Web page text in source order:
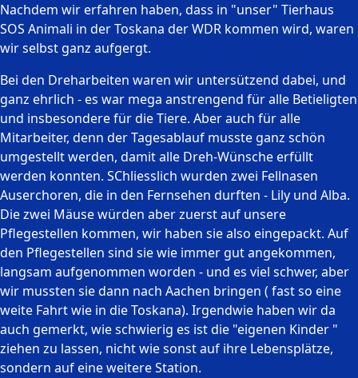
Nachdem wir erfahren haben, dass in "unser" Tierhaus
SOS Animali in der Toskana der WDR kommen wird, waren
wir selbst ganz aufgergt.
Bei den Dreharbeiten waren wir untersützend dabei, und
ganz ehrlich - es war mega anstrengend für alle Betieligten
und insbesondere für die Tiere. Aber auch für alle
Mitarbeiter, denn der Tagesablauf musste ganz schön
umgestellt werden, damit alle Dreh-Wünsche erfüllt
werden konnten. SChliesslich wurden zwei Fellnasen
Auserchoren, die in den Fernsehen durften - Lily und Alba.
Die zwei Mäuse würden aber zuerst auf unsere
Pflegestellen kommen, wir haben sie also eingepackt. Auf
den Pflegestellen sind sie wie immer gut angekommen,
langsam aufgenommen worden - und es viel schwer, aber
wir mussten sie dann nach Aachen bringen ( fast so eine
weite Fahrt wie in die Toskana). Irgendwie haben wir da
auch gemerkt, wie schwierig es ist die "eigenen Kinder "
ziehen zu lassen, nicht wie sonst auf ihre Lebensplätze,
sondern auf eine weitere Station.